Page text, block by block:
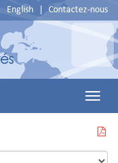
English Contactez-nous
Main
CETTE